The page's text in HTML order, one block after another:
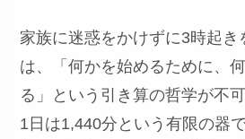
家族に迷惑をかけずに3時起き
は、「何かを始めるために、
る」という引き算の哲学が不
1日は1,440分という有限の器